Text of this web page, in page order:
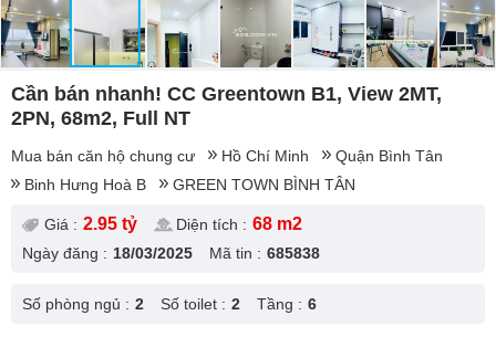
Cần bán nhanh! CC Greentown B1, View 2MT,
2PN, 68m2, Full NT
Mua bán căn hộ chung cư Hồ Chí Minh
Quận Bình Tân
Binh Hưng Hoà B
GREEN TOWN BÌNH TÂN
Giá : 2.95 tỷ Diện tích : 68 m2
Ngày đăng : 18/03/2025 Mã tin : 685838
Số phòng ngủ : 2 Số toilet : 2 Tầng : 6